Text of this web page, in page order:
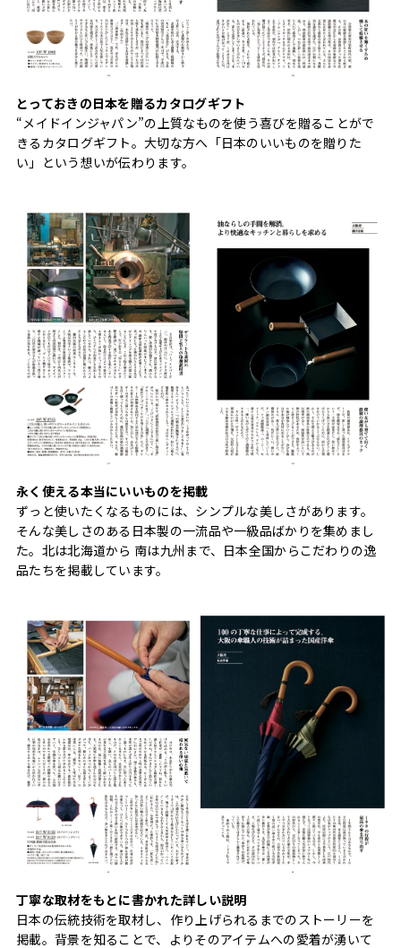
とっておきの日本を贈るカタログギフト
“メイドインジャパン”の上質なものを使う喜びを贈ることがで
きるカタログギフト。大切な方へ「日本のいいものを贈りた
い」という想いが伝わります。
永く使える本当にいいものを掲載
ずっと使いたくなるものには、シンプルな美しさがあります。
そんな美しさのある日本製の一流品や一級品ばかりを集めまし
た。北は北海道から 南は九州まで、日本全国からこだわりの逸
品たちを掲載しています。
丁寧な取材をもとに書かれた詳しい説明
日本の伝統技術を取材し、作り上げられるまでのストーリーを
掲載。背景を知ることで、よりそのアイテムへの愛着が湧いて